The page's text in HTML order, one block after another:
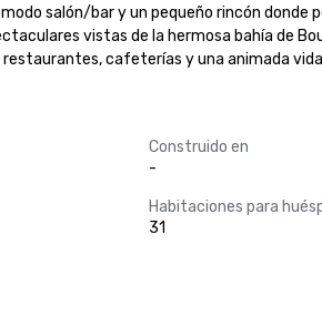
salón/bar y un pequeño rincón donde
vistas de la hermosa bahía de
restaurantes, cafeterías y una animada
Construido en
-
Habitaciones para
31